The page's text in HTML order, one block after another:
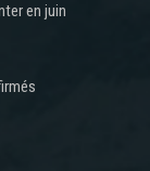
en juin